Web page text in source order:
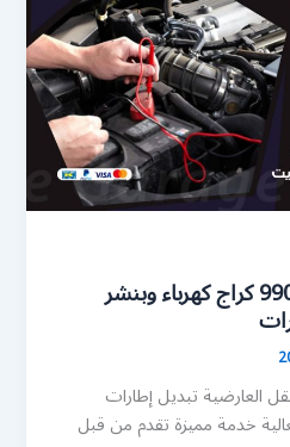
بنشر العارضية 99007355 كراج كهرباء وبنشر
العارضية تبديل إطارات
خدمة مميزة تقدم من قبل